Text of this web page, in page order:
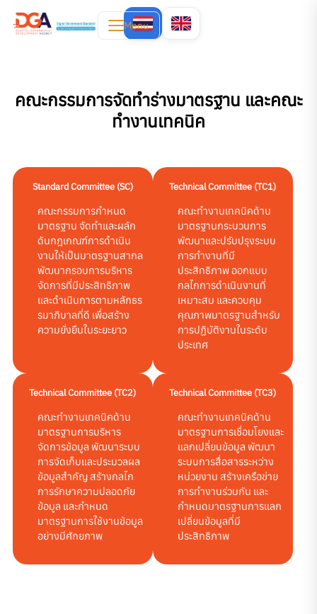
Menu
คณะกรรมการจัดทำร่างมาตรฐาน และคณะ
ทำงานเทคนิค
Standard Committee (SC)
คณะกรรมการกำหนด
มาตรฐาน จัดทำและผลัก
ดันกฎเกณฑ์การดำเนิน
งานให้เป็นมาตรฐานสากล
พัฒนากรอบการบริหาร
จัดการที่มีประสิทธิภาพ
และดำเนินการตามหลักธร
รมาภิบาลที่ดี เพื่อสร้าง
ความยั่งยืนในระยะยาว
Technical Committee (TC1)
คณะทำงานเทคนิคด้าน
มาตรฐานกระบวนการ
พัฒนาและปรับปรุงระบบ
การทำงานที่มี
ประสิทธิภาพ ออกแบบ
กลไกการดำเนินงานที่
เหมาะสม และควบคุม
คุณภาพมาตรฐานสำหรับ
การปฏิบัติงานในระดับ
ประเทศ
Technical Committee (TC2)
คณะทำงานเทคนิคด้าน
มาตรฐานการบริหาร
จัดการข้อมูล พัฒนาระบบ
การจัดเก็บและประมวลผล
ข้อมูลสำคัญ สร้างกลไก
การรักษาความปลอดภัย
ข้อมูล และกำหนด
มาตรฐานการใช้งานข้อมูล
อย่างมีศักยภาพ
Technical Committee (TC3)
คณะทำงานเทคนิคด้าน
มาตรฐานการเชื่อมโยงและ
แลกเปลี่ยนข้อมูล พัฒนา
ระบบการสื่อสารระหว่าง
หน่วยงาน สร้างเครือข่าย
การทำงานร่วมกัน และ
กำหนดมาตรฐานการแลก
เปลี่ยนข้อมูลที่มี
ประสิทธิภาพ